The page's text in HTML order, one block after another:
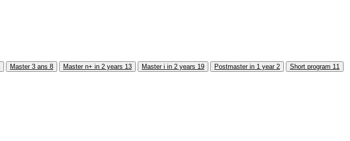
Master 3 ans 8 Master n+ in 2 years 13 Master i in 2 years 19 Postmaster in 1 year 2 Short program 11